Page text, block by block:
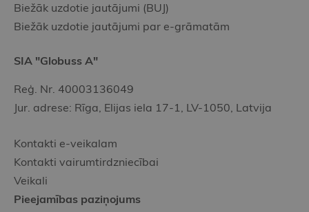
Biežāk uzdotie jautājumi (BUJ)
Biežāk uzdotie jautājumi par e-grāmatām
SIA "Globuss A"
Reģ. Nr. 40003136049
Jur. adrese: Rīga, Elijas iela 17-1, LV-1050, Latvija
Kontakti e-veikalam
Kontakti vairumtirdzniecībai
Veikali
Pieejamības paziņojums